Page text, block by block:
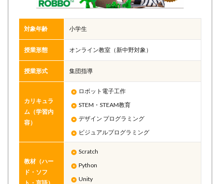
対象年齢 小学生
授業形態 オンライン教室（新中野対象）
授業形式 集団指導
カリキュラ
ム（学習内
容）
ロボット電子工作
STEM・STEAM教育
デザイン プログラミング
ビジュアルプログラミング
教材（ハー
ド・ソフ
Scratch
Python
Unity